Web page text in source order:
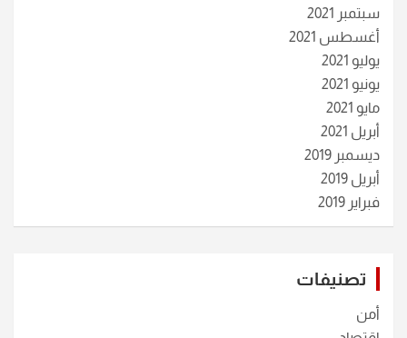
سبتمبر 2021
أغسطس 2021
يوليو 2021
يونيو 2021
مايو 2021
أبريل 2021
ديسمبر 2019
أبريل 2019
فبراير 2019
تصنيفات
أمن